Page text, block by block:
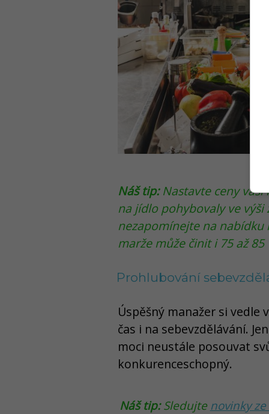
Náš tip:Nastavte ceny vaší
na jídlo pohybovaly ve výši
nezapomínejte na
marže může činit i 75 až 85
Prohlubování
Úspěšný manažer si
čas i na sebevzdělávání.
moci neustále posouvat
konkurenceschopný.
Náš tip:Sledujte novinky